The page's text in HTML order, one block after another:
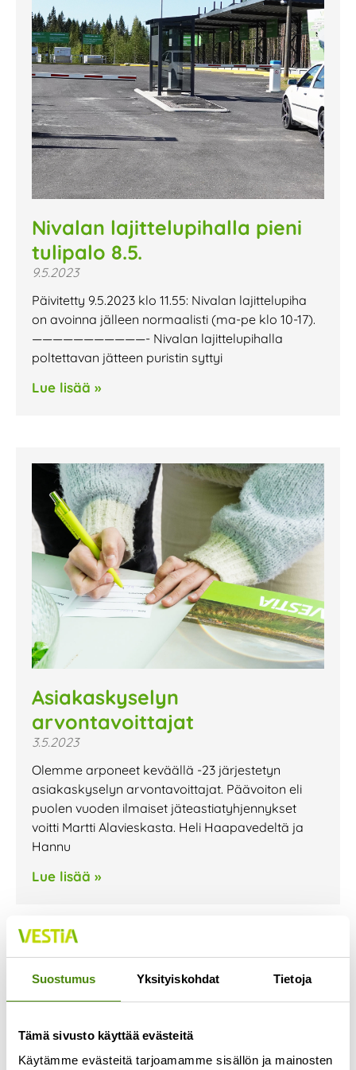
Suostumus Yksityiskohdat Tietoja
Tämä sivusto käyttää evästeitä
Käytämme evästeitä tarjoamamme sisällön ja mainosten
Nivalan lajittelupihalla pieni
tulipalo 8.5.
9.5.2023
Päivitetty 9.5.2023 klo 11.55: Nivalan lajittelupiha
on avoinna jälleen normaalisti (ma-pe klo 10-17).
———————————- Nivalan lajittelupihalla
poltettavan jätteen puristin syttyi
Lue lisää »
Asiakaskyselyn
arvontavoittajat
3.5.2023
Olemme arponeet keväällä -23 järjestetyn
asiakaskyselyn arvontavoittajat. Päävoiton eli
puolen vuoden ilmaiset jäteastiatyhjennykset
voitti Martti Alavieskasta. Heli Haapavedeltä ja
Hannu
Lue lisää »